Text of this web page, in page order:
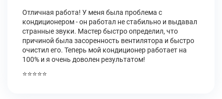
Отличная работа! У меня была проблема с
кондиционером - он работал не стабильно и выдавал
странные звуки. Мастер быстро определил, что
причиной была засоренность вентилятора и быстро
очистил его. Теперь мой кондиционер работает на
100% и я очень доволен результатом!
⭐⭐⭐⭐⭐